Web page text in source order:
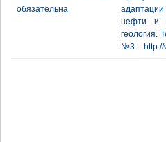
обязательна
нефти и
геология.
№3. - http://